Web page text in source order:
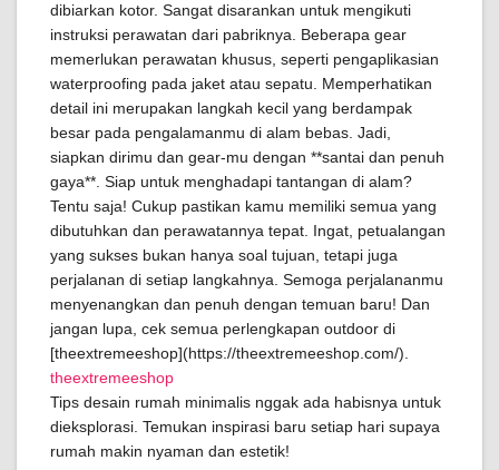
dibiarkan kotor. Sangat disarankan untuk mengikuti
instruksi perawatan dari pabriknya. Beberapa gear
memerlukan perawatan khusus, seperti pengaplikasian
waterproofing pada jaket atau sepatu. Memperhatikan
detail ini merupakan langkah kecil yang berdampak
besar pada pengalamanmu di alam bebas. Jadi,
siapkan dirimu dan gear-mu dengan **santai dan penuh
gaya**. Siap untuk menghadapi tantangan di alam?
Tentu saja! Cukup pastikan kamu memiliki semua yang
dibutuhkan dan perawatannya tepat. Ingat, petualangan
yang sukses bukan hanya soal tujuan, tetapi juga
perjalanan di setiap langkahnya. Semoga perjalananmu
menyenangkan dan penuh dengan temuan baru! Dan
jangan lupa, cek semua perlengkapan outdoor di
[theextremeeshop](https://theextremeeshop.com/).
theextremeeshop
Tips desain rumah minimalis nggak ada habisnya untuk
dieksplorasi. Temukan inspirasi baru setiap hari supaya
rumah makin nyaman dan estetik!